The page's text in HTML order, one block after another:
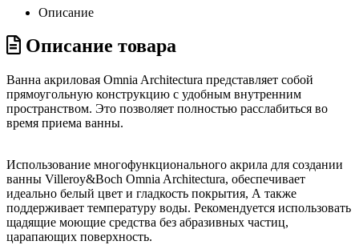
Описание
Описание товара
Ванна акриловая Omnia Architectura представляет собой
прямоугольную конструкцию с удобным внутренним
пространством. Это позволяет полностью расслабиться во
время приема ванны.
Использование многофункционального акрила для создании
ванны Villeroy&Boch Omnia Architectura, обеспечивает
идеально белый цвет и гладкость покрытия, А также
поддерживает температуру воды. Рекомендуется использовать
щадящие моющие средства без абразивных частиц,
царапающих поверхность.